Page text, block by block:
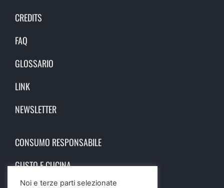
CREDITS
FAQ
GLOSSARIO
LINK
NEWSLETTER
CONSUMO RESPONSABILE
GUSTO E CUCINA
Noi e terze parti selezionate